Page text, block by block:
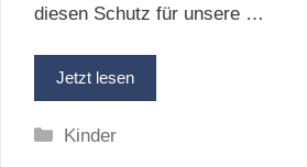
diesen Schutz für unsere …
Jetzt lesen
Kategorien
Kinder